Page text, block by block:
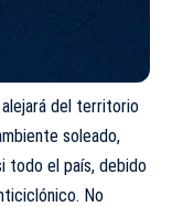
alejará del territorio
soleado,
todo el país, debido
No